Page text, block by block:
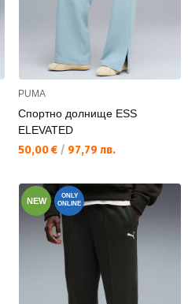
PUMA
Спортно долнище ESS
ELEVATED
Текуща цена:
50,00 € / 97,79 лв.
NEW
ONLY
ONLINE